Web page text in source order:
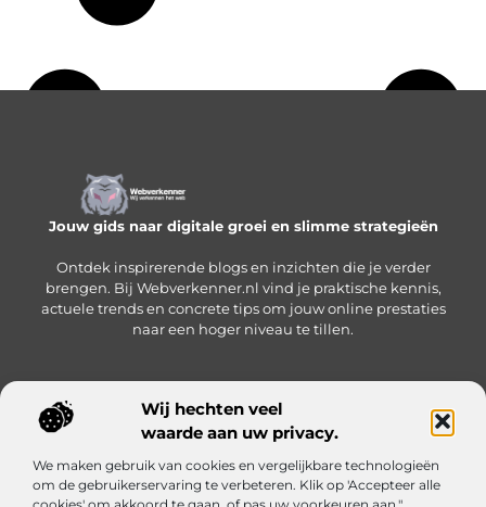
Wij hechten veel
waarde aan uw privacy.
We maken gebruik van cookies en vergelijkbare technologieën
om de gebruikerservaring te verbeteren. Klik op 'Accepteer alle
Jouw gids naar digitale groei en slimme strategieën
Ontdek inspirerende blogs en inzichten die je verder
brengen. Bij Webverkenner.nl vind je praktische kennis,
actuele trends en concrete tips om jouw online prestaties
naar een hoger niveau te tillen.
Onze informatie
Bericht categorie